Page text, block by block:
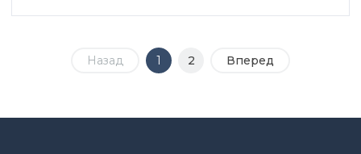
Назад 1 2 Вперед